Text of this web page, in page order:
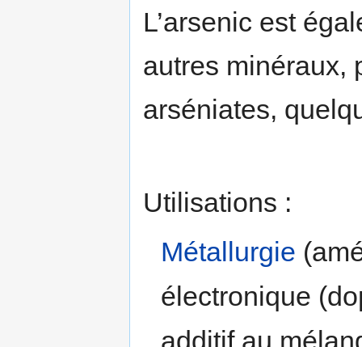
L’arsenic est
autres minéraux,
arséniates,
Utilisations :
Métallurgie
électronique